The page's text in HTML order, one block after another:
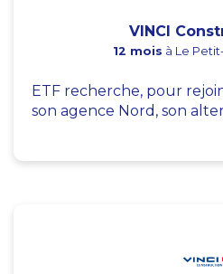
VINCI
12 mois à Le
ETF recherche, pour
son agence Nord, son